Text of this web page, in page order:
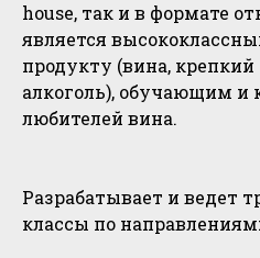
house, так и в формате
является
продукту (вина, крепкий
алкоголь), обучающим
любителей вина.
Разрабатывает и ведет
классы по направлениям: